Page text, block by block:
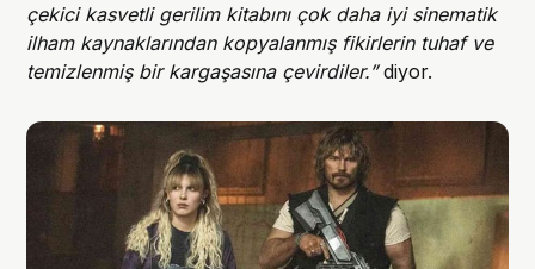
çekici kasvetli gerilim kitabını çok daha iyi sinematik
ilham kaynaklarından kopyalanmış fikirlerin tuhaf ve
temizlenmiş bir kargaşasına çevirdiler.”diyor.